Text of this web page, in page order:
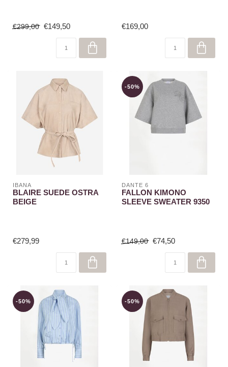
€299,00 €149,50 €169,00
IBANA
BLAIRE SUEDE OSTRA
BEIGE
€279,99
-50%
DANTE 6
FALLON KIMONO
SLEEVE SWEATER 9350
€149,00 €74,50
-50% -50%